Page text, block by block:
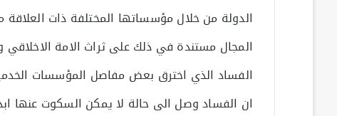
الدولة من خلال مؤسساتها المختلفة ذات
المجال مستندة في ذلك على ثراث الامة الاخلاقي
الفساد الذي اخترق بعض مفاصل المؤسسات
ان الفساد وصل الى حالة لا يمكن السكوت عنها